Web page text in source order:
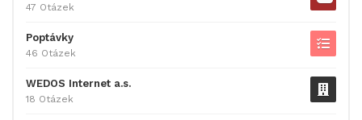
47 Otázek
Poptávky
46 Otázek
WEDOS Internet a.s.
18 Otázek